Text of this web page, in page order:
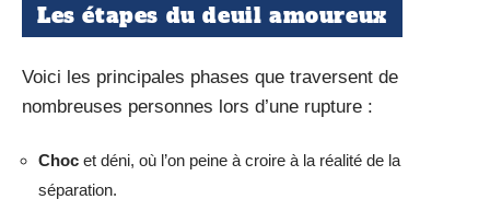
Les étapes du deuil amoureux
Voici les principales phases que traversent de
nombreuses personnes lors d’une rupture :
Choc et déni, où l’on peine à croire à la réalité de la
séparation.